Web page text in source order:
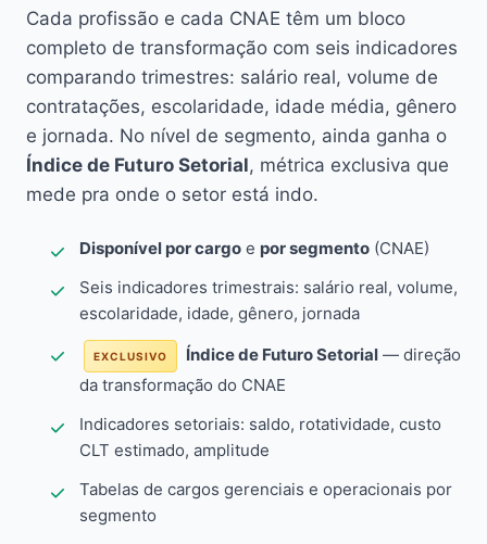
Cada profissão e cada CNAE têm um bloco
completo de transformação com seis indicadores
comparando trimestres: salário real, volume de
contratações, escolaridade, idade média, gênero
e jornada. No nível de segmento, ainda ganha o
Índice de Futuro Setorial, métrica exclusiva que
mede pra onde o setor está indo.
Disponível por cargo e por segmento (CNAE)
Seis indicadores trimestrais: salário real, volume,
escolaridade, idade, gênero, jornada
EXCLUSIVO Índice de Futuro Setorial — direção
da transformação do CNAE
Indicadores setoriais: saldo, rotatividade, custo
CLT estimado, amplitude
Tabelas de cargos gerenciais e operacionais por
segmento